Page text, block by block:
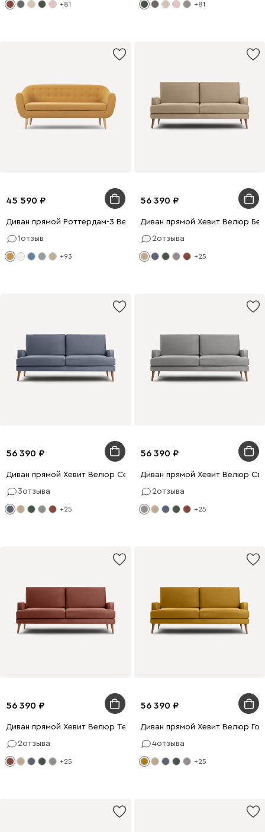
+81 +81
45 590
Диван прямой Роттердам-3 Вельвет Желтый
1отзыв
+93
56 390
Диван прямой Хевит Велюр
2отзыва
+25
56 390
Диван прямой Хевит Велюр Серо-голубой
3отзыва
+25
56 390
Диван прямой Хевит Велюр
2отзыва
+25
56 390
Диван прямой Хевит Велюр Терракотовый
2отзыва
+25
56 390
Диван прямой Хевит Велюр
4отзыва
+25